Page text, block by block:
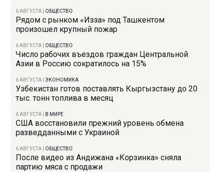
6 АВГУСТА ОБЩЕСТВО
Рядом с рынком «Изза» под Ташкентом
произошел крупный пожар
6 АВГУСТА ОБЩЕСТВО
Число рабочих въездов граждан Центральной
Азии в Россию сократилось на 15%
6 АВГУСТА |ЭКОНОМИКА
Узбекистан готов поставлять Кыргызстану до 20
тыс. тонн топлива в месяц
6 АВГУСТА В МИРЕ
США восстановили прежний уровень обмена
разведданными с Украиной
6 АВГУСТА ОБЩЕСТВО
После видео из Андижана «Корзинка» сняла
партию мяса с продажи